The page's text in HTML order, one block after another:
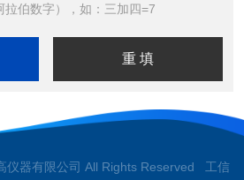
伯数字），如：三加四=7
仪器有限公司 All Rights Reserved 工信